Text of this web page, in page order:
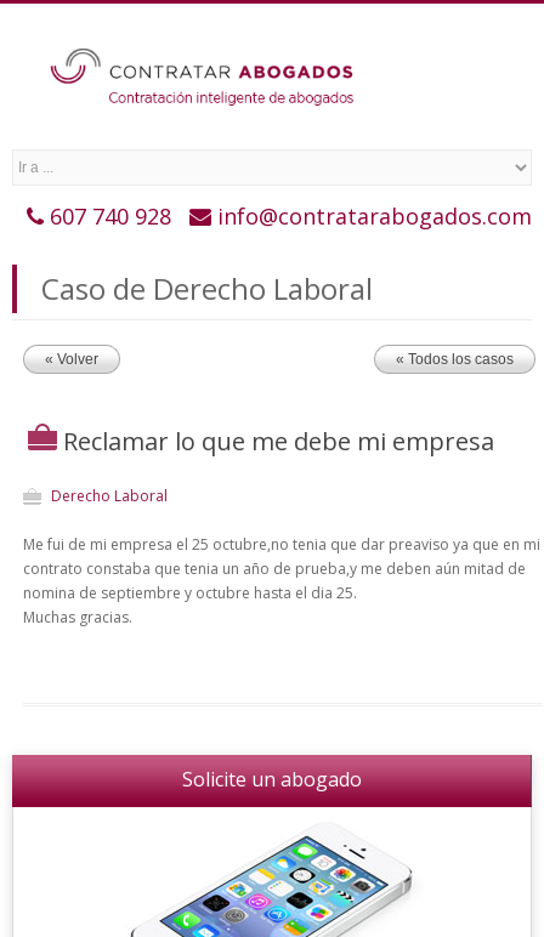
607 740 928 info@contratarabogados.com
Caso de Derecho Laboral
« Volver « Todos los casos
Reclamar lo que me debe mi empresa
Derecho Laboral
Me fui de mi empresa el 25 octubre,no tenia que dar preaviso ya que en mi
contrato constaba que tenia un año de prueba,y me deben aún mitad de
nomina de septiembre y octubre hasta el dia 25.
Muchas gracias.
Solicite un abogado